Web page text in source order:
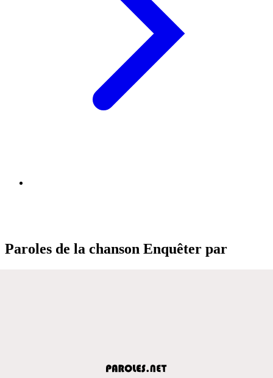
Paroles de la chanson Enquêter par